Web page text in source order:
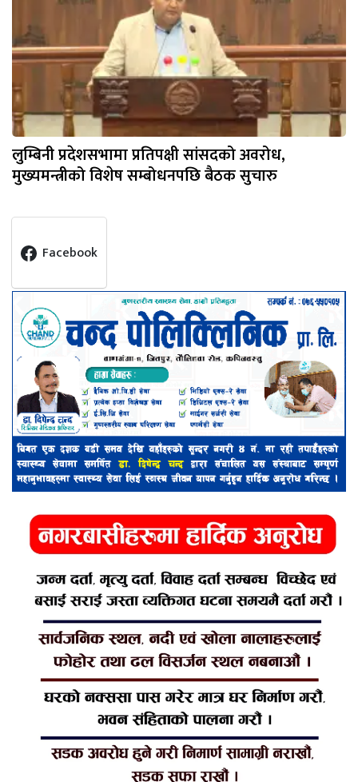
लुम्बिनी प्रदेशसभामा प्रतिपक्षी सांसदको अवरोध,
मुख्यमन्त्रीको विशेष सम्बोधनपछि बैठक सुचारु
Facebook